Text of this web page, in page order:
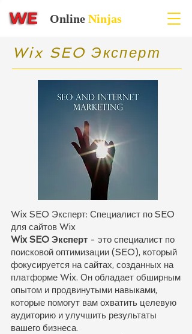
Online Ninjas
Wix SEO Эксперт
Wix SEO Эксперт: Специалист по SEO
для сайтов Wix
Wix SEO Эксперт - это специалист по
поисковой оптимизации (SEO), который
фокусируется на сайтах, созданных на
платформе Wix. Он обладает обширным
опытом и продвинутыми навыками,
которые помогут вам охватить целевую
аудиторию и улучшить результаты
вашего бизнеса.